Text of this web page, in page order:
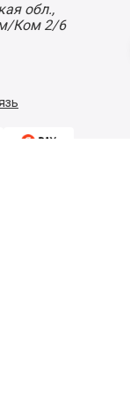
обл.,
Ком 2/6